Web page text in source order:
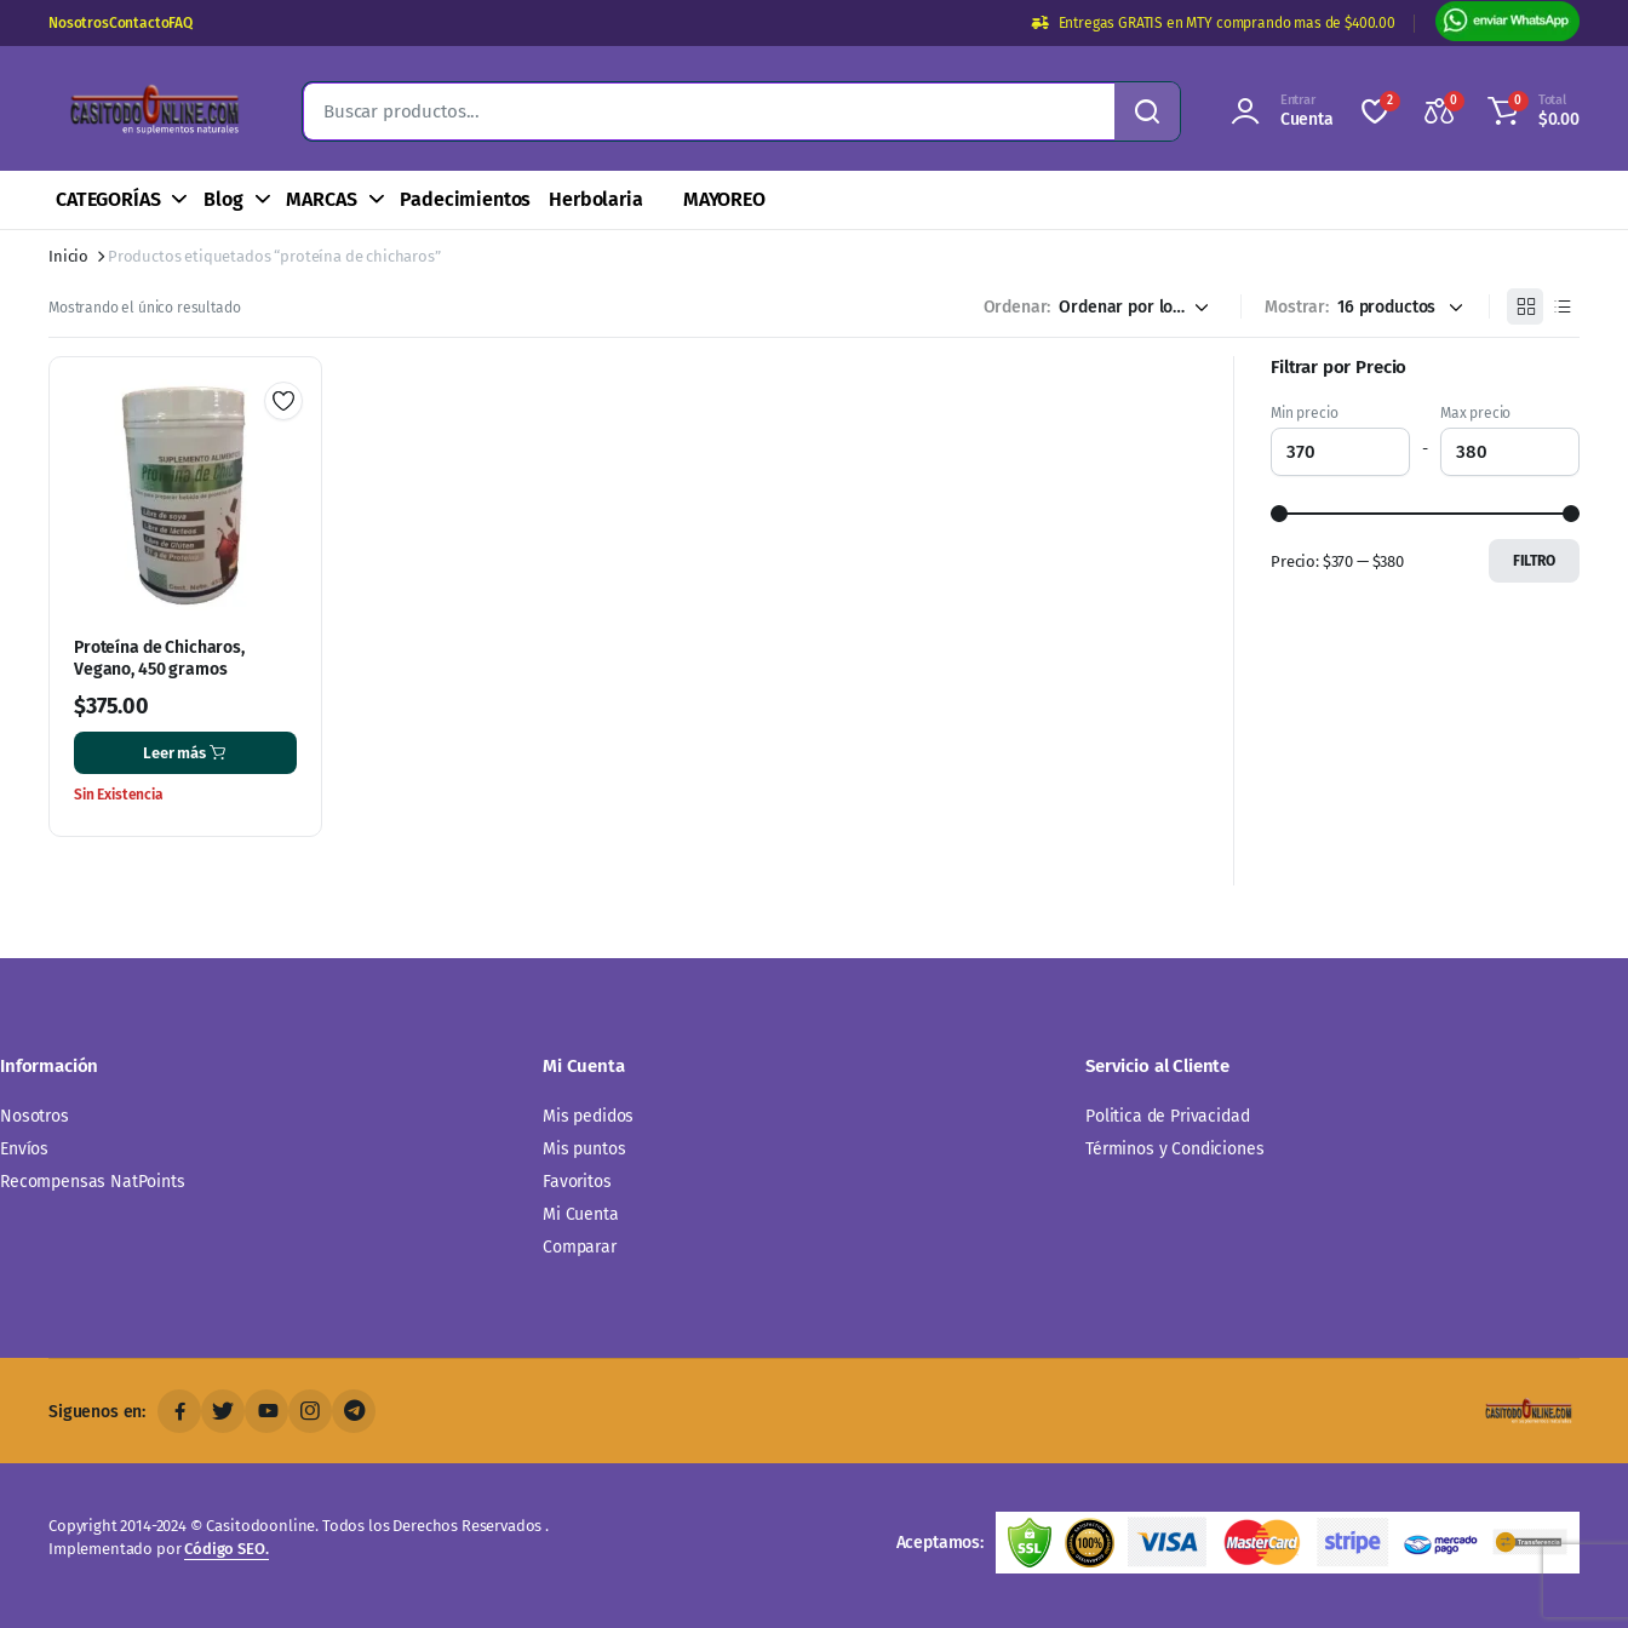
NosotrosContactoFAQ Entregas GRATIS en MTY comprando mas de $400.00
Entrar
Cuenta
2 0 0 Total
$0.00
CATEGORÍAS Blog MARCAS Padecimientos Herbolaria MAYOREO
Inicio Productos etiquetados “proteína de chicharos”
Mostrando el único resultado Ordenar: Mostrar:
Proteína de Chicharos,
Vegano, 450 gramos
$375.00
Leer más
Sin Existencia
Filtrar por Precio
Min precio
-
Max precio
FILTRO
Precio: $370 — $380
Información
Nosotros
Envíos
Recompensas NatPoints
Mi Cuenta
Mis pedidos
Mis puntos
Favoritos
Mi Cuenta
Comparar
Servicio al Cliente
Politica de Privacidad
Términos y Condiciones
Siguenos en:
Copyright 2014-2024 © Casitodoonline. Todos los Derechos Reservados .
Implementado porCódigo SEO. Aceptamos: